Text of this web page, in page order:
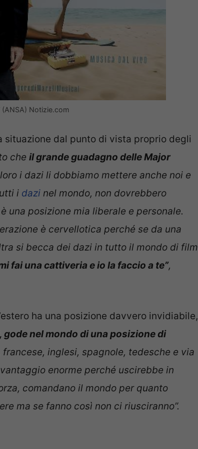
(ANSA) Notizie.com
situazione dal punto di vista proprio degli
che il grande guadagno delle Major
i dazi li dobbiamo mettere anche noi e
i dazi nel mondo, non dovrebbero
una posizione mia liberale e personale.
è cervellotica perché se da una
si becca dei dazi in tutto il mondo di film
fai una cattiveria e io la faccio a te”,
ha una posizione davvero invidiabile,
gode nel mondo di una posizione di
inglesi, spagnole, tedesche e via
enorme perché uscirebbe in
comandano il mondo per quanto
ma se fanno così non ci riusciranno”.